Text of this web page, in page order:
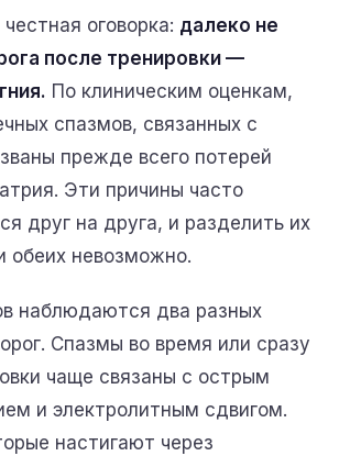
оговорка: далеко не
после тренировки —
По клиническим оценкам,
спазмов, связанных с
прежде всего потерей
Эти причины часто
друг на друга, и разделить их
обеих невозможно.
наблюдаются два разных
Спазмы во время или сразу
чаще связаны с острым
и электролитным сдвигом.
настигают через